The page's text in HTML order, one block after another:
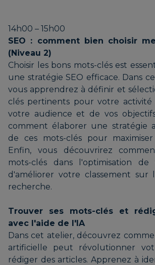
14h00 – 15h00
SEO : comment bien choisir
(Niveau 2)
Choisir les bons mots-clés est
une stratégie SEO efficace. Dans
vous apprendrez à définir et
clés pertinents pour votre
votre audience et de vos
comment élaborer une stratégie
de ces mots-clés pour
Enfin, vous découvrirez
mots-clés dans l'optimisation
d'améliorer votre classement sur
recherche.
Trouver ses mots-clés et
avec l'aide de l'IA
Dans cet atelier, découvrez
artificielle peut révolutionner
rédiger des articles. Apprenez à